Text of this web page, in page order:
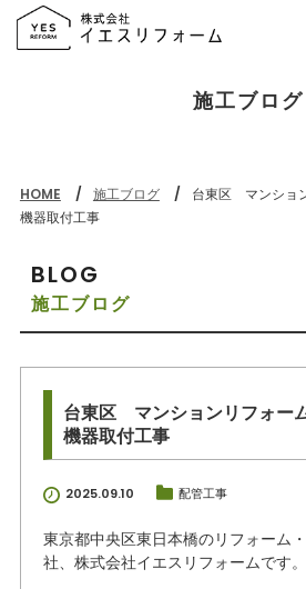
施工ブログ
HOME 施工ブログ
台東区 マンショ
機器取付工事
BLOG
施工ブログ
台東区 マンションリフォー
機器取付工事
2025.09.10 配管工事
東京都中央区東日本橋のリフォーム
社、株式会社イエスリフォームです。